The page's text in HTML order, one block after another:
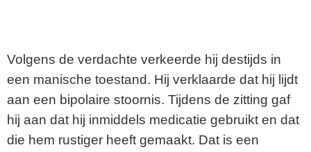
Volgens de verdachte verkeerde hij destijds in
een manische toestand. Hij verklaarde dat hij lijdt
aan een bipolaire stoornis. Tijdens de zitting gaf
hij aan dat hij inmiddels medicatie gebruikt en dat
die hem rustiger heeft gemaakt. Dat is een